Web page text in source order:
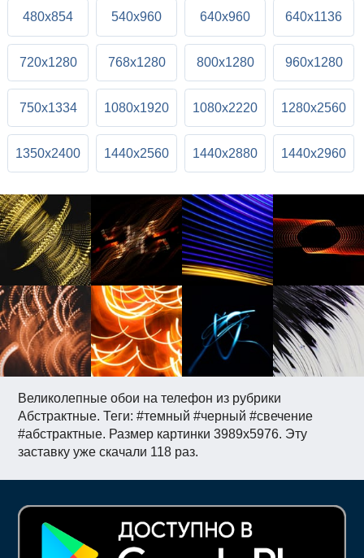
Великолепные обои на телефон из рубрики
Абстрактные. Теги: #темный #черный #свечение
#абстрактные. Размер картинки 3989x5976. Эту
заставку уже скачали 118 раз.
480x854 540x960 640x960 640x1136
720x1280 768x1280 800x1280 960x1280
750x1334 1080x1920 1080x2220 1280x2560
1350x2400 1440x2560 1440x2880 1440x2960